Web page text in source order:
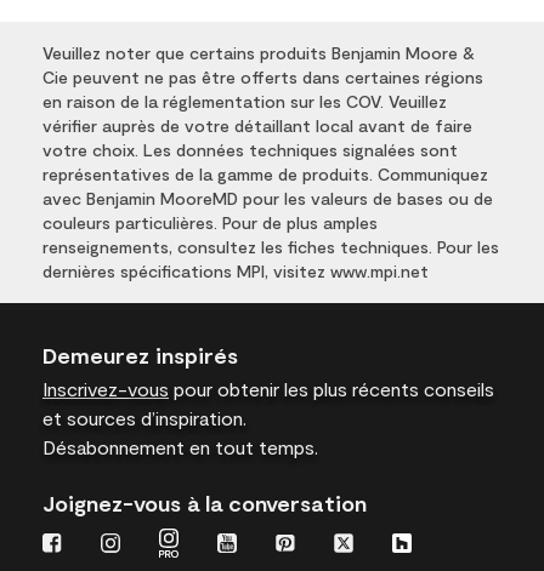
Veuillez noter que certains produits Benjamin Moore &
Cie peuvent ne pas être offerts dans certaines régions
en raison de la réglementation sur les COV. Veuillez
vérifier auprès de votre détaillant local avant de faire
votre choix. Les données techniques signalées sont
représentatives de la gamme de produits. Communiquez
avec Benjamin MooreMD pour les valeurs de bases ou de
couleurs particulières. Pour de plus amples
renseignements, consultez les fiches techniques. Pour les
dernières spécifications MPI, visitez www.mpi.net
Demeurez inspirés
Inscrivez-vous pour obtenir les plus récents conseils
et sources d’inspiration.
Désabonnement en tout temps.
Joignez-vous à la conversation